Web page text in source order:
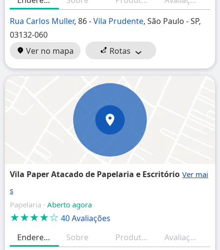
Rua Carlos Muller, 86 -Vila Prudente, São Paulo - SP,
03132-060
Ver no mapa
Rotas
Vila Paper Atacado de Papelaria e Escritório
Papelaria · Aberto agora
★★★★☆ 40 Avaliações
Endereço
Sobre Produtos/Serviços Avaliações